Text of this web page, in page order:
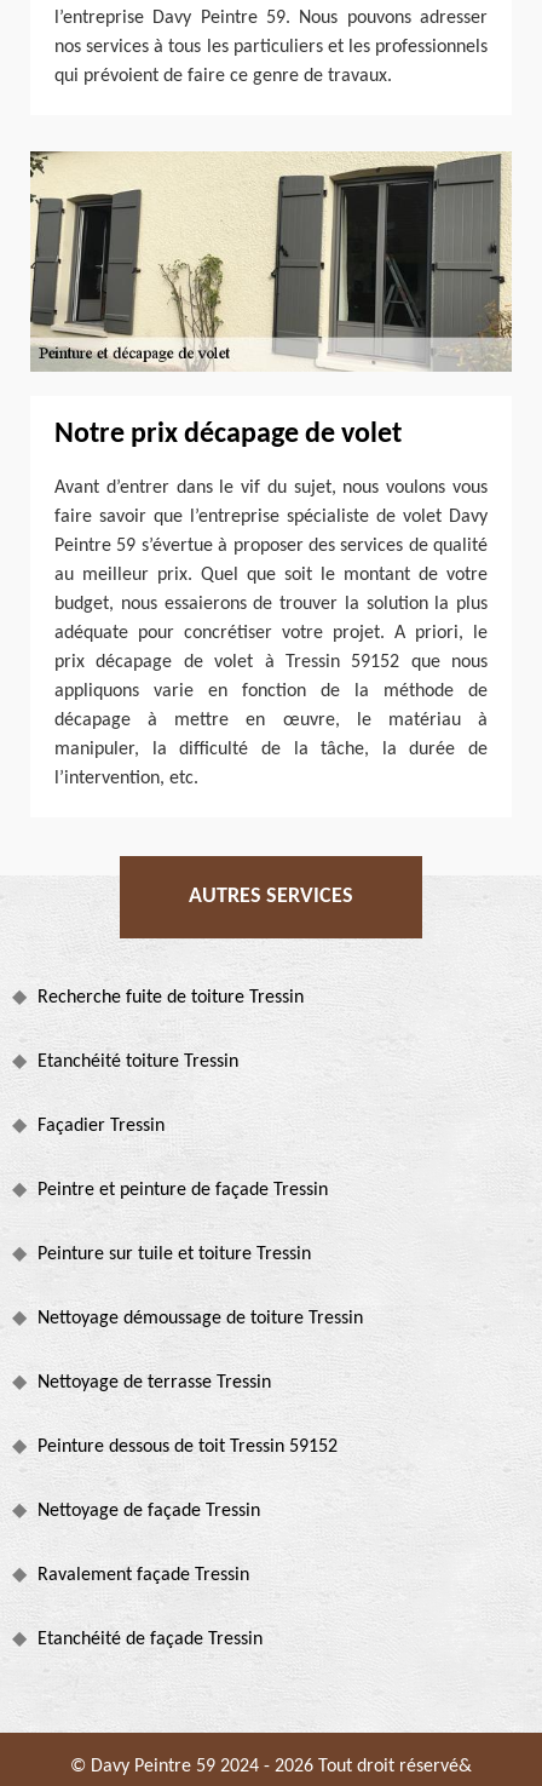
l’entreprise Davy Peintre 59. Nous pouvons adresser
nos services à tous les particuliers et les professionnels
qui prévoient de faire ce genre de travaux.
Notre prix décapage de volet
Avant d’entrer dans le vif du sujet, nous voulons vous
faire savoir que l’entreprise spécialiste de volet Davy
Peintre 59 s’évertue à proposer des services de qualité
au meilleur prix. Quel que soit le montant de votre
budget, nous essaierons de trouver la solution la plus
adéquate pour concrétiser votre projet. A priori, le
prix décapage de volet à Tressin 59152 que nous
appliquons varie en fonction de la méthode de
décapage à mettre en œuvre, le matériau à
manipuler, la difficulté de la tâche, la durée de
l’intervention, etc.
AUTRES SERVICES
Recherche fuite de toiture Tressin
Etanchéité toiture Tressin
Façadier Tressin
Peintre et peinture de façade Tressin
Peinture sur tuile et toiture Tressin
Nettoyage démoussage de toiture Tressin
Nettoyage de terrasse Tressin
Peinture dessous de toit Tressin 59152
Nettoyage de façade Tressin
Ravalement façade Tressin
Etanchéité de façade Tressin
© Davy Peintre 59 2024 - 2026 Tout droit réservé&